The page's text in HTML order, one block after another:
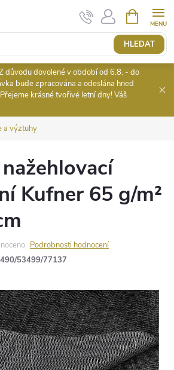
HLEDAT
NÁKUPNÍ
KOŠÍK
důvodu dovolené v období od 6.8. - do
bude zpracována a odeslána hned
krásné tvořivé letní dny! Váš
a výztuhy
Kufner 65 g/m²
Podrobnosti hodnocení
53499/77137